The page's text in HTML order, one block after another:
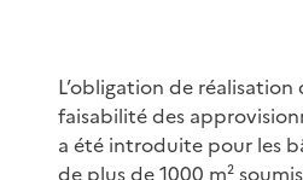
L’obligation de réalisation
faisabilité des
a été introduite pour les
de plus de 1000 m²